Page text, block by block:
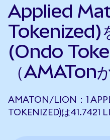
Applied
Tokenized)
(Ondo
（AMATon
AMATON/LION：1
TOKENIZED)は41.7421